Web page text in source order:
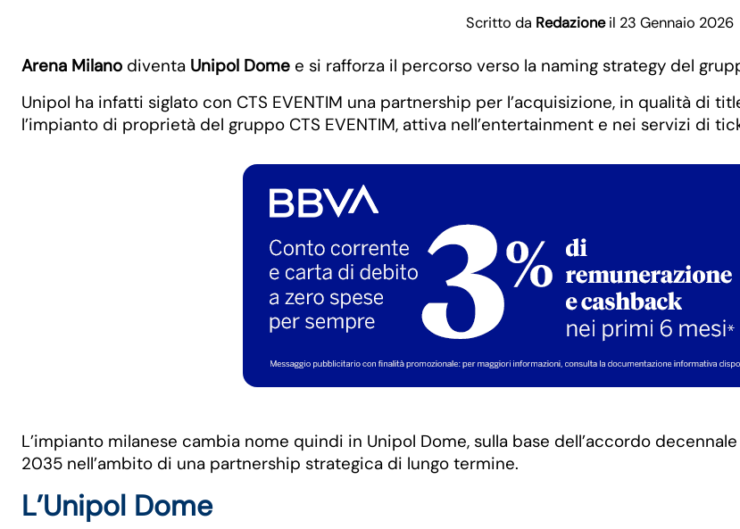
Scritto da Redazione il 23 Gennaio 2026
Arena Milano diventa Unipol Dome e si rafforza il percorso verso la naming strategy del
Unipol ha infatti siglato con CTS EVENTIM una partnership per l’acquisizione, in qualità di
l’impianto di proprietà del gruppo CTS EVENTIM, attiva nell’entertainment e nei servizi di
L’impianto milanese cambia nome quindi in Unipol Dome, sulla base dell’accordo
2035 nell’ambito di una partnership strategica di lungo termine.
L’Unipol Dome